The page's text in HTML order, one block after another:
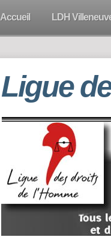
Accueil LDH
Ligue